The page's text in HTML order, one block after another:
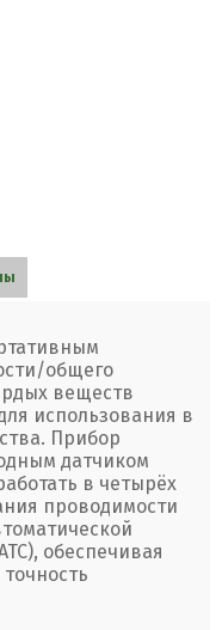
общего
веществ
использования в
Прибор
датчиком
в четырёх
проводимости
обеспечивая